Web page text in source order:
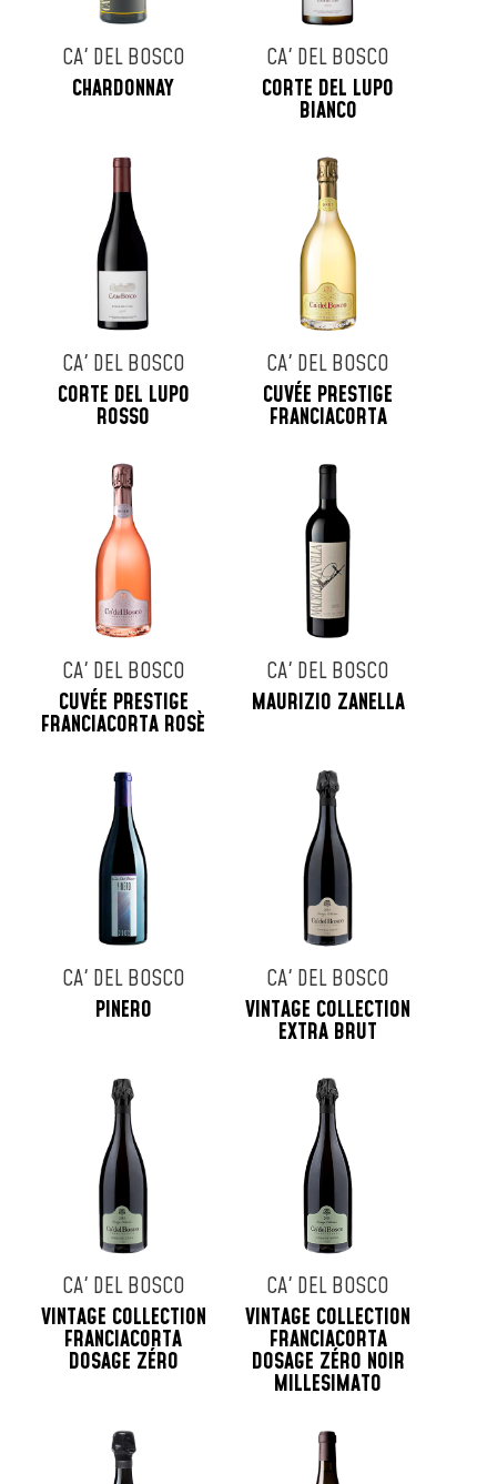
CA' DEL BOSCO
CHARDONNAY
CA' DEL BOSCO
CORTE DEL LUPO
BIANCO
CA' DEL BOSCO
CORTE DEL LUPO
ROSSO
CA' DEL BOSCO
CUVÉE PRESTIGE
FRANCIACORTA
CA' DEL BOSCO
CUVÉE PRESTIGE
FRANCIACORTA ROSÈ
CA' DEL BOSCO
MAURIZIO ZANELLA
CA' DEL BOSCO
PINERO
CA' DEL BOSCO
VINTAGE COLLECTION
EXTRA BRUT
CA' DEL BOSCO
VINTAGE COLLECTION
FRANCIACORTA
DOSAGE ZÉRO
CA' DEL BOSCO
VINTAGE COLLECTION
FRANCIACORTA
DOSAGE ZÉRO NOIR
MILLESIMATO